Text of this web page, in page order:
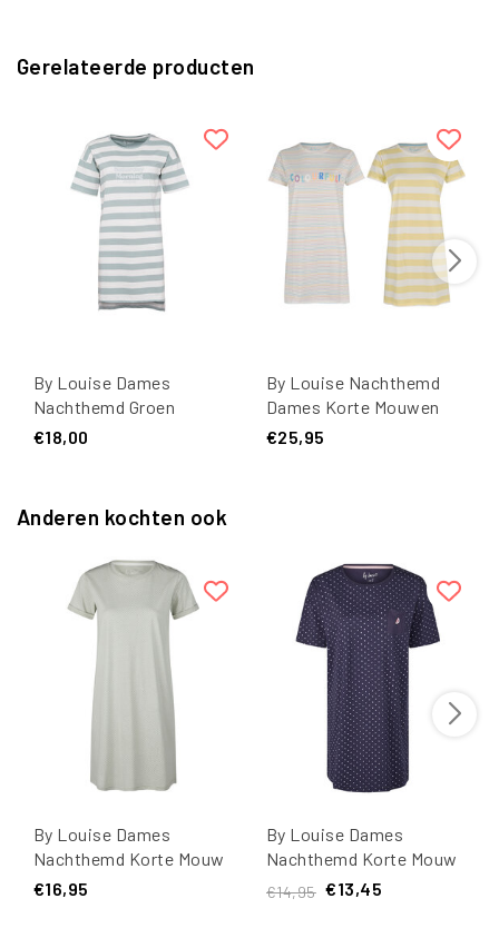
Gerelateerde producten
By Louise Dames
Nachthemd Groen
Saturday Morning
€18,00
By Louise Nachthemd
Dames Korte Mouwen
Geel Colourful 2-Pack
€25,95
Anderen kochten ook
By Louise Dames
Nachthemd Korte Mouw
Groen Gestipt
€16,95
By Louise Dames
Nachthemd Korte Mouw
Blauw Gestipt
€14,95 €13,45